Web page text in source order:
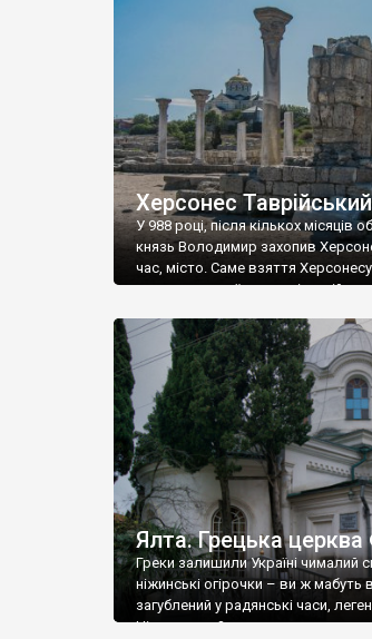
візантійської доби. Раритети
культурної спадщини ЮНЕСКО
Офіційно – на виставку «Золото
влада в Україні вважають це
Херсонес
У 988 році, після кількох місяців
князь Володимир захопив
час, місто. Саме взяття
диктувати свої умови
Херсонесі Володимир-язичник,
християнином. А потім було
Херсонесу Таврійського названо
Ялта. Грецька
Греки залишили Україні чималий
ніжинські огірочки – ви ж мабуть
загублений у радянські часи,
Ніжин греки?